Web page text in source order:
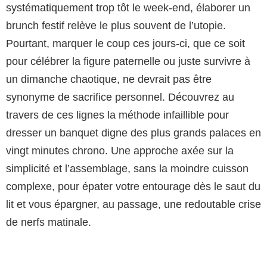
systématiquement trop tôt le week-end, élaborer un
brunch festif relève le plus souvent de l’utopie.
Pourtant, marquer le coup ces jours-ci, que ce soit
pour célébrer la figure paternelle ou juste survivre à
un dimanche chaotique, ne devrait pas être
synonyme de sacrifice personnel. Découvrez au
travers de ces lignes la méthode infaillible pour
dresser un banquet digne des plus grands palaces en
vingt minutes chrono. Une approche axée sur la
simplicité et l’assemblage, sans la moindre cuisson
complexe, pour épater votre entourage dès le saut du
lit et vous épargner, au passage, une redoutable crise
de nerfs matinale.